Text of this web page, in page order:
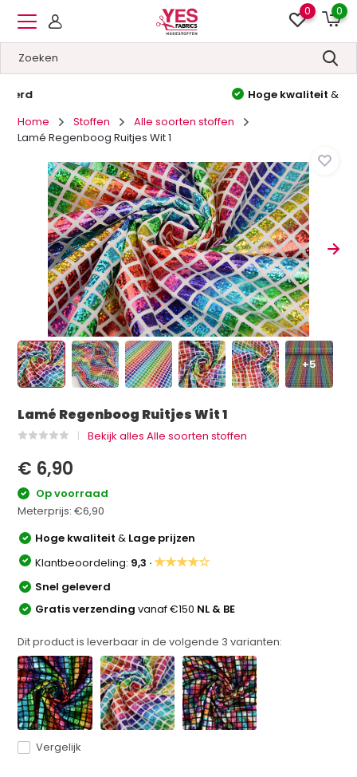
0 0
Lage prijzen
Home
Stoffen
Alle soorten stoffen
Lamé Regenboog Ruitjes Wit 1
+5
Lamé Regenboog Ruitjes Wit 1
Bekijk alles Alle soorten stoffen
€ 6,90
Op voorraad
Meterprijs:€6,90
Hoge kwaliteit& Lage prijzen
Klantbeoordeling: 9,3 ·★★★★☆
Snel geleverd
Gratis verzendingvanaf €150 NL & BE
Dit product is leverbaar in de volgende 3 varianten:
Vergelijk